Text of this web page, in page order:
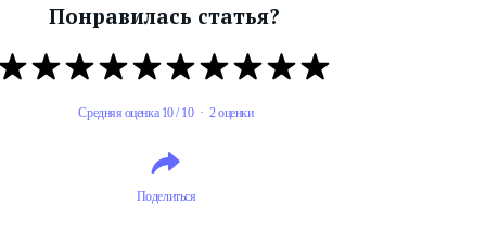
Понравилась статья?
Средняя оценка 10 / 10 · 2 оценки
Поделиться